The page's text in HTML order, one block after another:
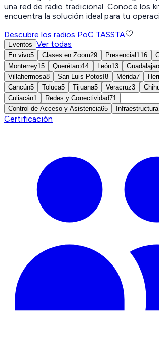
una red de radio tradicional. Conoce los
encuentra la solución ideal para tu
Descubre los radios PoC TASSTA
Eventos Ver todas
En vivo5 Clases en Zoom29 Presencial 116
Monterrey15 Querétaro14 León13
Villahermosa8 San Luis Potosí8 Mérida7
Cancún5 Toluca5 Tijuana5 Veracruz3
Culiacán1 Redes y Conectividad71
Control de Acceso y Asistencia65
Certificación